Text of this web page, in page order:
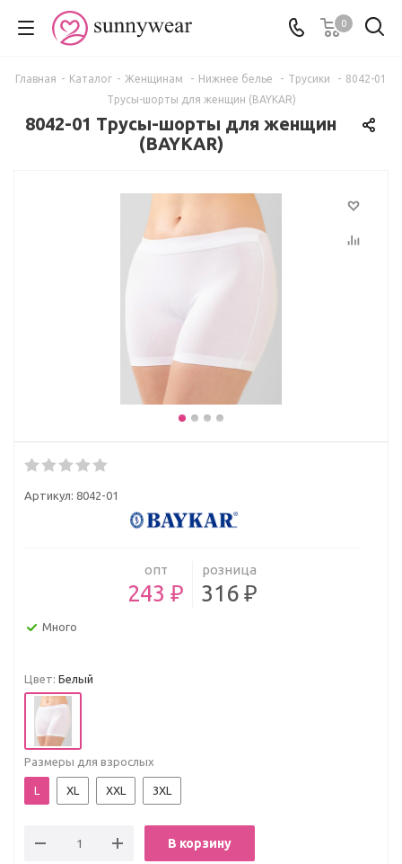
0
Главная - Каталог - Женщинам - Нижнее белье - Трусики - 8042-01
Трусы-шорты для женщин (BAYKAR)
8042-01 Трусы-шорты для женщин
(BAYKAR)
Артикул: 8042-01
опт
243 ₽
розница
316 ₽
Много
Цвет: Белый
Размеры для взрослых
L XL XXL 3XL
В корзину